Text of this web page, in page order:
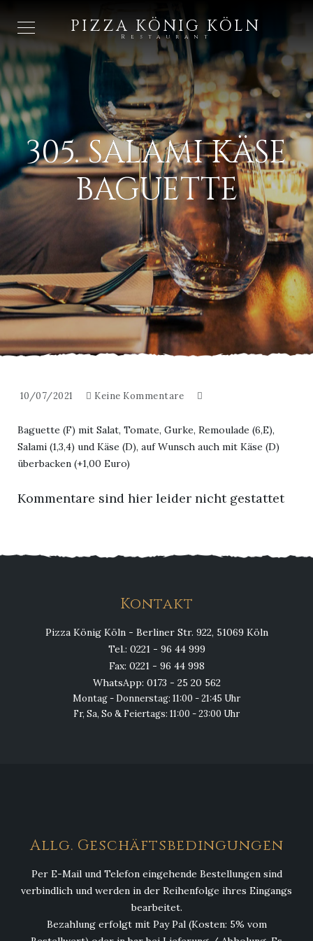
PIZZA KÖNIG KÖLN
Restaurant
305. SALAMI KÄSE
BAGUETTE
10/07/2021 Keine Kommentare
Baguette (F) mit Salat, Tomate, Gurke, Remoulade (6,E),
Salami (1,3,4) und Käse (D), auf Wunsch auch mit Käse (D)
überbacken (+1,00 Euro)
Kommentare sind hier leider nicht gestattet
Kontakt
Pizza König Köln - Berliner Str. 922, 51069 Köln
Tel.: 0221 - 96 44 999
Fax: 0221 - 96 44 998
WhatsApp: 0173 - 25 20 562
Montag - Donnerstag: 11:00 - 21:45 Uhr
Fr, Sa, So & Feiertags: 11:00 - 23:00 Uhr
Allg. Geschäftsbedingungen
Per E-Mail und Telefon eingehende Bestellungen sind
verbindlich und werden in der Reihenfolge ihres Eingangs
bearbeitet.
Bezahlung erfolgt mit Pay Pal (Kosten: 5% vom